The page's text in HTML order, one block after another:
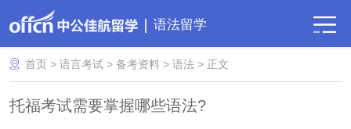
语法留学
首页 >语言考试 >备考资料 >语法 > 正文
托福考试需要掌握哪些语法?